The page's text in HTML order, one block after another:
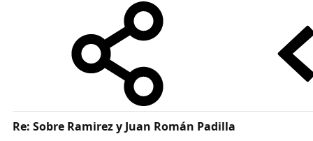
Re: Sobre Ramirez y Juan Román Padilla